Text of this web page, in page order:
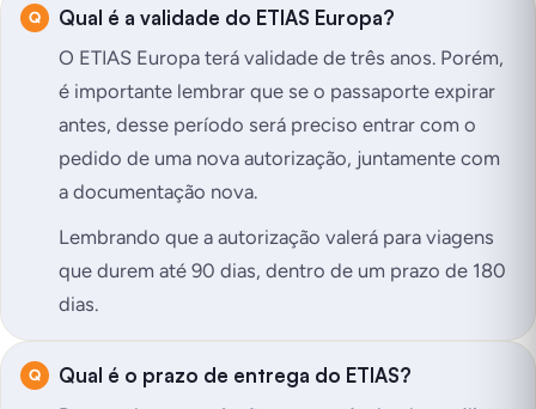
Qual é a validade do ETIAS Europa?
O ETIAS Europa terá validade de três anos. Porém,
é importante lembrar que se o passaporte expirar
antes, desse período será preciso entrar com o
pedido de uma nova autorização, juntamente com
a documentação nova.
Lembrando que a autorização valerá para viagens
que durem até 90 dias, dentro de um prazo de 180
dias.
Qual é o prazo de entrega do ETIAS?